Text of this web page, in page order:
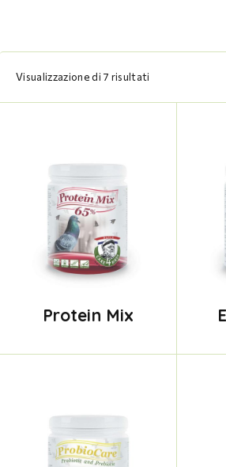
Visualizzazione di 7 risultati
Protein Mix